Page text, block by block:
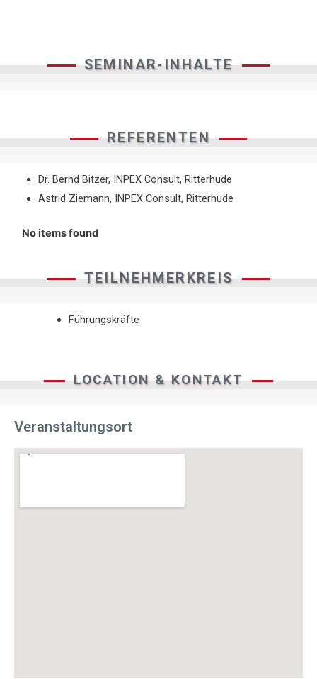
SEMINAR-INHALTE
REFERENTEN
Dr. Bernd Bitzer, INPEX Consult, Ritterhude
Astrid Ziemann, INPEX Consult, Ritterhude
No items found
TEILNEHMERKREIS
Führungskräfte
LOCATION & KONTAKT
Veranstaltungsort